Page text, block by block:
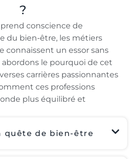
?
conscience de
du bien-être, les métiers
connaissent un essor sans
le pourquoi de cet
carrières passionnantes
ces professions
plus équilibré et
quête de bien-être